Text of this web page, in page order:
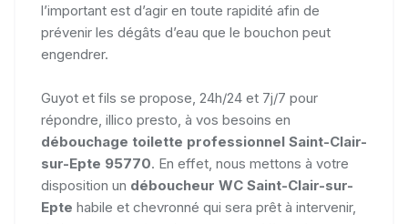
l’important est d’agir en toute rapidité afin de
prévenir les dégâts d’eau que le bouchon peut
engendrer.
Guyot et fils se propose, 24h/24 et 7j/7 pour
répondre, illico presto, à vos besoins en
débouchage toilette professionnel Saint-Clair-
sur-Epte 95770. En effet, nous mettons à votre
disposition un déboucheur WC Saint-Clair-sur-
Epte habile et chevronné qui sera prêt à intervenir,